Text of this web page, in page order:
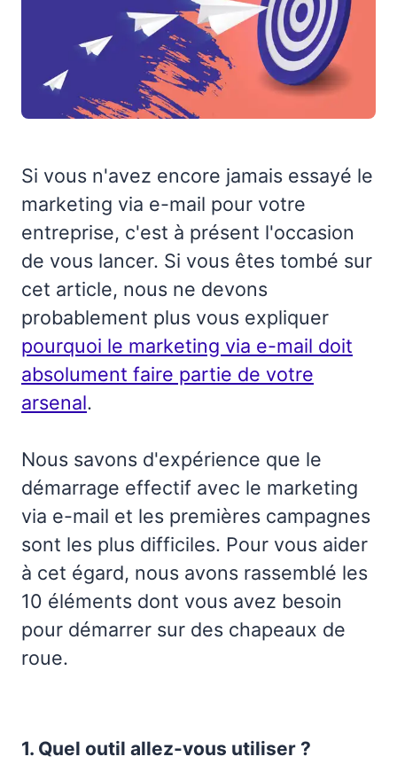
Si vous n'avez encore jamais essayé le
marketing via e-mail pour votre
entreprise, c'est à présent l'occasion
de vous lancer. Si vous êtes tombé sur
cet article, nous ne devons
probablement plus vous expliquer
pourquoi le marketing via e-mail doit
absolument faire partie de votre
arsenal.
Nous savons d'expérience que le
démarrage effectif avec le marketing
via e-mail et les premières campagnes
sont les plus difficiles. Pour vous aider
à cet égard, nous avons rassemblé les
10 éléments dont vous avez besoin
pour démarrer sur des chapeaux de
roue.
1. Quel outil allez-vous utiliser ?